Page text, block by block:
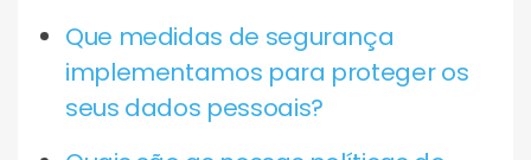
Que medidas de segurança
implementamos para proteger os
seus dados pessoais?